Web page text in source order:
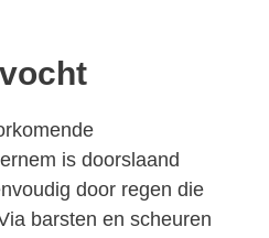
is doorslaand
door regen die
barsten en scheuren